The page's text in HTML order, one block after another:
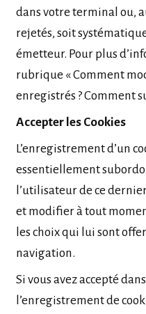
dans votre terminal ou,
rejetés, soit
émetteur. Pour plus
rubrique « Comment
enregistrés ? Comment
Accepter les Cookies
L’enregistrement d’un
essentiellement
l’utilisateur de ce
et modifier à tout
les choix qui lui sont
navigation.
Si vous avez accepté
l’enregistrement de